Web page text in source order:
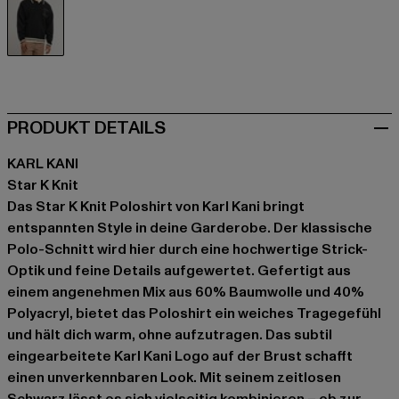
PRODUKT DETAILS
KARL KANI
Star K Knit
Das Star K Knit Poloshirt von Karl Kani bringt
entspannten Style in deine Garderobe. Der klassische
Polo-Schnitt wird hier durch eine hochwertige Strick-
Optik und feine Details aufgewertet. Gefertigt aus
einem angenehmen Mix aus 60% Baumwolle und 40%
Polyacryl, bietet das Poloshirt ein weiches Tragegefühl
und hält dich warm, ohne aufzutragen. Das subtil
eingearbeitete Karl Kani Logo auf der Brust schafft
einen unverkennbaren Look. Mit seinem zeitlosen